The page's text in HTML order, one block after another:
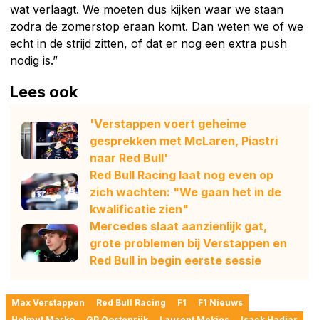
wat verlaagt. We moeten dus kijken waar we staan
zodra de zomerstop eraan komt. Dan weten we of we
echt in de strijd zitten, of dat er nog een extra push
nodig is.”
Lees ook
'Verstappen voert geheime
gesprekken met McLaren, Piastri
naar Red Bull'
Red Bull Racing laat nog even op
zich wachten: "We gaan het in de
kwalificatie zien"
Mercedes slaat aanzienlijk gat,
grote problemen bij Verstappen en
Red Bull in begin eerste sessie
Max Verstappen Red Bull Racing F1
F1 Nieuws